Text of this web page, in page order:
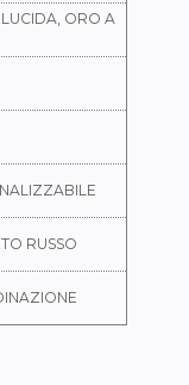
ORO A
RUSSO